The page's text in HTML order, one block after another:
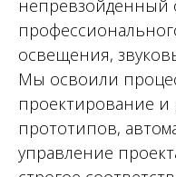
непревзойденный
освещения,
Мы освоили
проектирование и
прототипов,
управление